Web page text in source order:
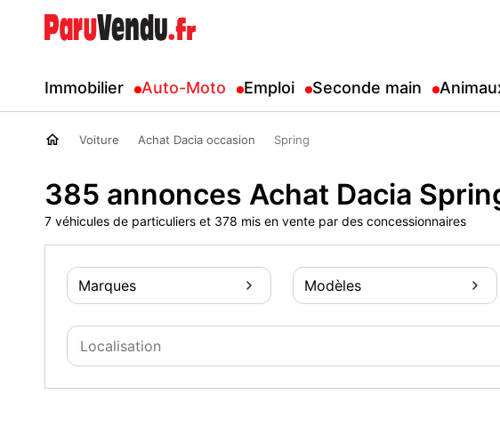
Immobilier Auto-Moto Emploi Seconde main
Voiture Achat Dacia occasion Spring
385 annonces Achat Dacia
7 véhicules de particuliers et 378 mis en vente par des concessionnaires
Marques Modèles